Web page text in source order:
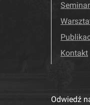
Kontakt
Odwiedź